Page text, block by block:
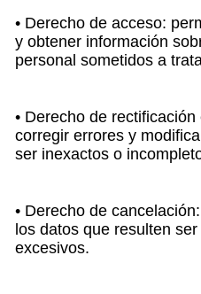
• Derecho de acceso:
y obtener información
personal sometidos a
• Derecho de
corregir errores y
ser inexactos o
• Derecho de
los datos que resulten
excesivos.